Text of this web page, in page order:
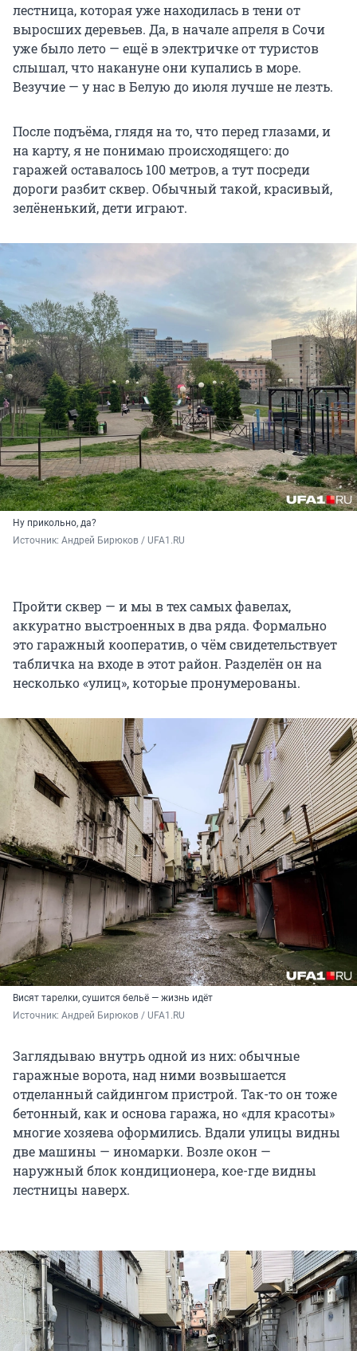
лестница, которая уже находилась в тени от
выросших деревьев. Да, в начале апреля в Сочи
уже было лето — ещё в электричке от туристов
слышал, что накануне они купались в море.
Везучие — у нас в Белую до июля лучше не лезть.
После подъёма, глядя на то, что перед глазами, и
на карту, я не понимаю происходящего: до
гаражей оставалось 100 метров, а тут посреди
дороги разбит сквер. Обычный такой, красивый,
зелёненький, дети играют.
Ну прикольно, да?
Источник: Андрей Бирюков / UFA1.RU
Пройти сквер — и мы в тех самых фавелах,
аккуратно выстроенных в два ряда. Формально
это гаражный кооператив, о чём свидетельствует
табличка на входе в этот район. Разделён он на
несколько «улиц», которые пронумерованы.
Висят тарелки, сушится бельё — жизнь идёт
Источник: Андрей Бирюков / UFA1.RU
Заглядываю внутрь одной из них: обычные
гаражные ворота, над ними возвышается
отделанный сайдингом пристрой. Так-то он тоже
бетонный, как и основа гаража, но «для красоты»
многие хозяева оформились. Вдали улицы видны
две машины — иномарки. Возле окон —
наружный блок кондиционера, кое-где видны
лестницы наверх.